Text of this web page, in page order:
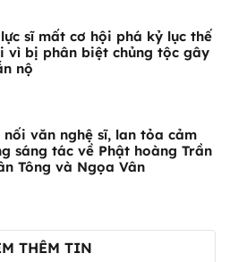
sĩ mất cơ hội phá kỷ lục thế
vì bị phân biệt chủng tộc gây
nộ
nối văn nghệ sĩ, lan tỏa cảm
sáng tác về Phật hoàng Trần
Tông và Ngọa Vân
THÊM TIN